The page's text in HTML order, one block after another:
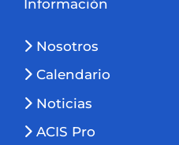
Información
Nosotros
Calendario
Noticias
ACIS Pro